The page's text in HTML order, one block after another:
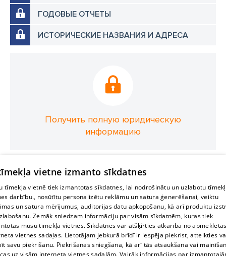
ГОДОВЫЕ ОТЧЕТЫ
ИСТОРИЧЕСКИЕ НАЗВАНИЯ И АДРЕСА
Получить полную юридическую
информацию
vietne izmanto sīkdatnes
tīmekļa vietnē tiek izmantotas sīkdatnes, lai nodrošinātu un uzlabotu
darbību., nosūtītu personalizētu reklāmu un satura ģenerēšanai, veiktu
un satura mērījumus, auditorijas datu apkopošanu, kā arī produktu
Zemāk sniedzam informāciju par visām sīkdatnēm, kuras tiek
mūsu tīmekļa vietnēs. Sīkdatnes var atšķirties atkarībā no
vietnes sadaļas. Lietotājam jebkurā brīdī ir iespēja piekrist, atteikties
savu piekrišanu. Piekrišanas sniegšana, kā arī tās atsaukšana vai
uz visām interneta vietnes sadaļām. Vairāk informācijas par